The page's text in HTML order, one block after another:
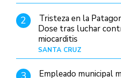
2
Tristeza en la
Dose tras luchar
miocarditis
SANTA CRUZ
Empleado municipal